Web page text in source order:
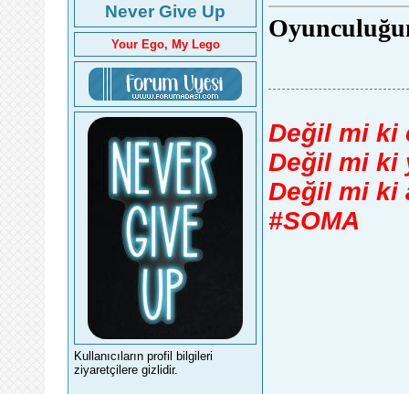
Never Give Up
Your Ego, My Lego
Kullanıcıların profil bilgileri
ziyaretçilere gizlidir.
Değil mi ki
Değil mi ki
Değil mi ki
#SOMA